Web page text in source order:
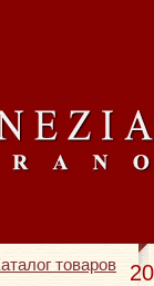
товаров